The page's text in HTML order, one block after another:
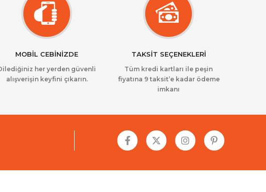
MOBİL CEBİNİZDE
her yerden güvenli
alışverişin keyfini çıkarın.
TAKSİT SEÇENEKLERİ
Tüm kredi kartları ile peşin
fiyatına 9 taksit’e kadar ödeme
imkanı